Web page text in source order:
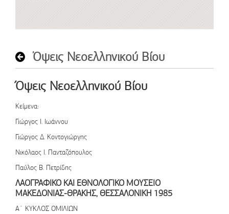
Όψεις Νεοελληνικού Βίου
Όψεις Νεοελληνικού Βίου
Κείμενα:
Γιώργος Ι. Ιωάννου
Γιώργος Δ. Κοντογιώργης
Νικόλαος Ι. Πανταζόπουλος
Παύλος Β. Πετρίδης
ΛΑΟΓΡΑΦΙΚΟ ΚΑΙ ΕΘΝΟΛΟΓΙΚΟ ΜΟΥΣΕΙΟ
ΜΑΚΕΔΟΝΙΑΣ-ΘΡΑΚΗΣ, ΘΕΣΣΑΛΟΝΙΚΗ 1985
Α΄ ΚΥΚΛΟΣ ΟΜΙΛΙΩΝ